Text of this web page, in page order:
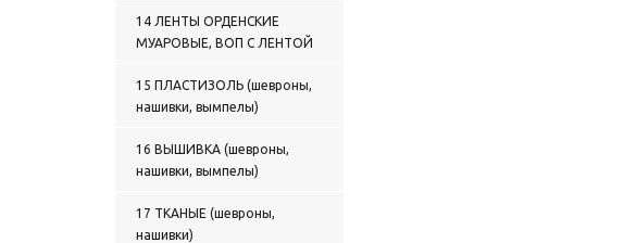
0133 ТЕЛЬНЯШКИ ЛЕТНИЕ
0134 ФУФАЙКИ ЛЕТНИЕ
РУБАШКИ ПОЛО
0136 ТРУСЫ С ВЫШИТЫМ
0137 МАЙКИ С РИСУНКОМ,
НАНЕСЕННЫМ КРАСКОЙ
С ВЫШИТЫМ РИСУНКОМ
0139 ФУТБОЛКИ С
14 ЛЕНТЫ ОРДЕНСКИЕ
МУАРОВЫЕ, ВОП С ЛЕНТОЙ
15 ПЛАСТИЗОЛЬ (шевроны,
нашивки, вымпелы)
16 ВЫШИВКА (шевроны,
нашивки, вымпелы)
17 ТКАНЫЕ (шевроны,
нашивки)